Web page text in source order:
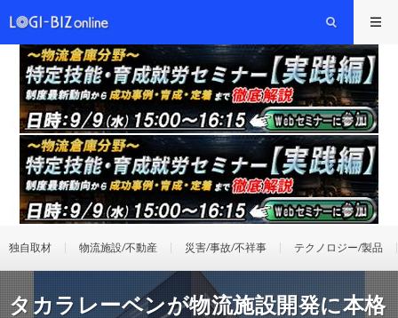
独自取材 物流施設/不動産 災害/事故/不祥事 テクノロジー/製品
タカラレーベンが物流施設開発に本格